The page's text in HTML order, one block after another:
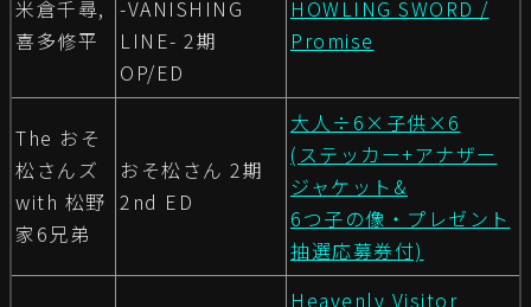
米倉千尋,
喜多修平
-VANISHING
LINE- 2期
OP/ED
HOWLING SWORD /
Promise
The おそ
松さんズ
with 松野
家6兄弟
おそ松さん 2期
2nd ED
大人÷6×子供×6
(ステッカー+アナザー
ジャケット&
6つ子の像・プレゼント
抽選応募券付)
Heavenly Visitor